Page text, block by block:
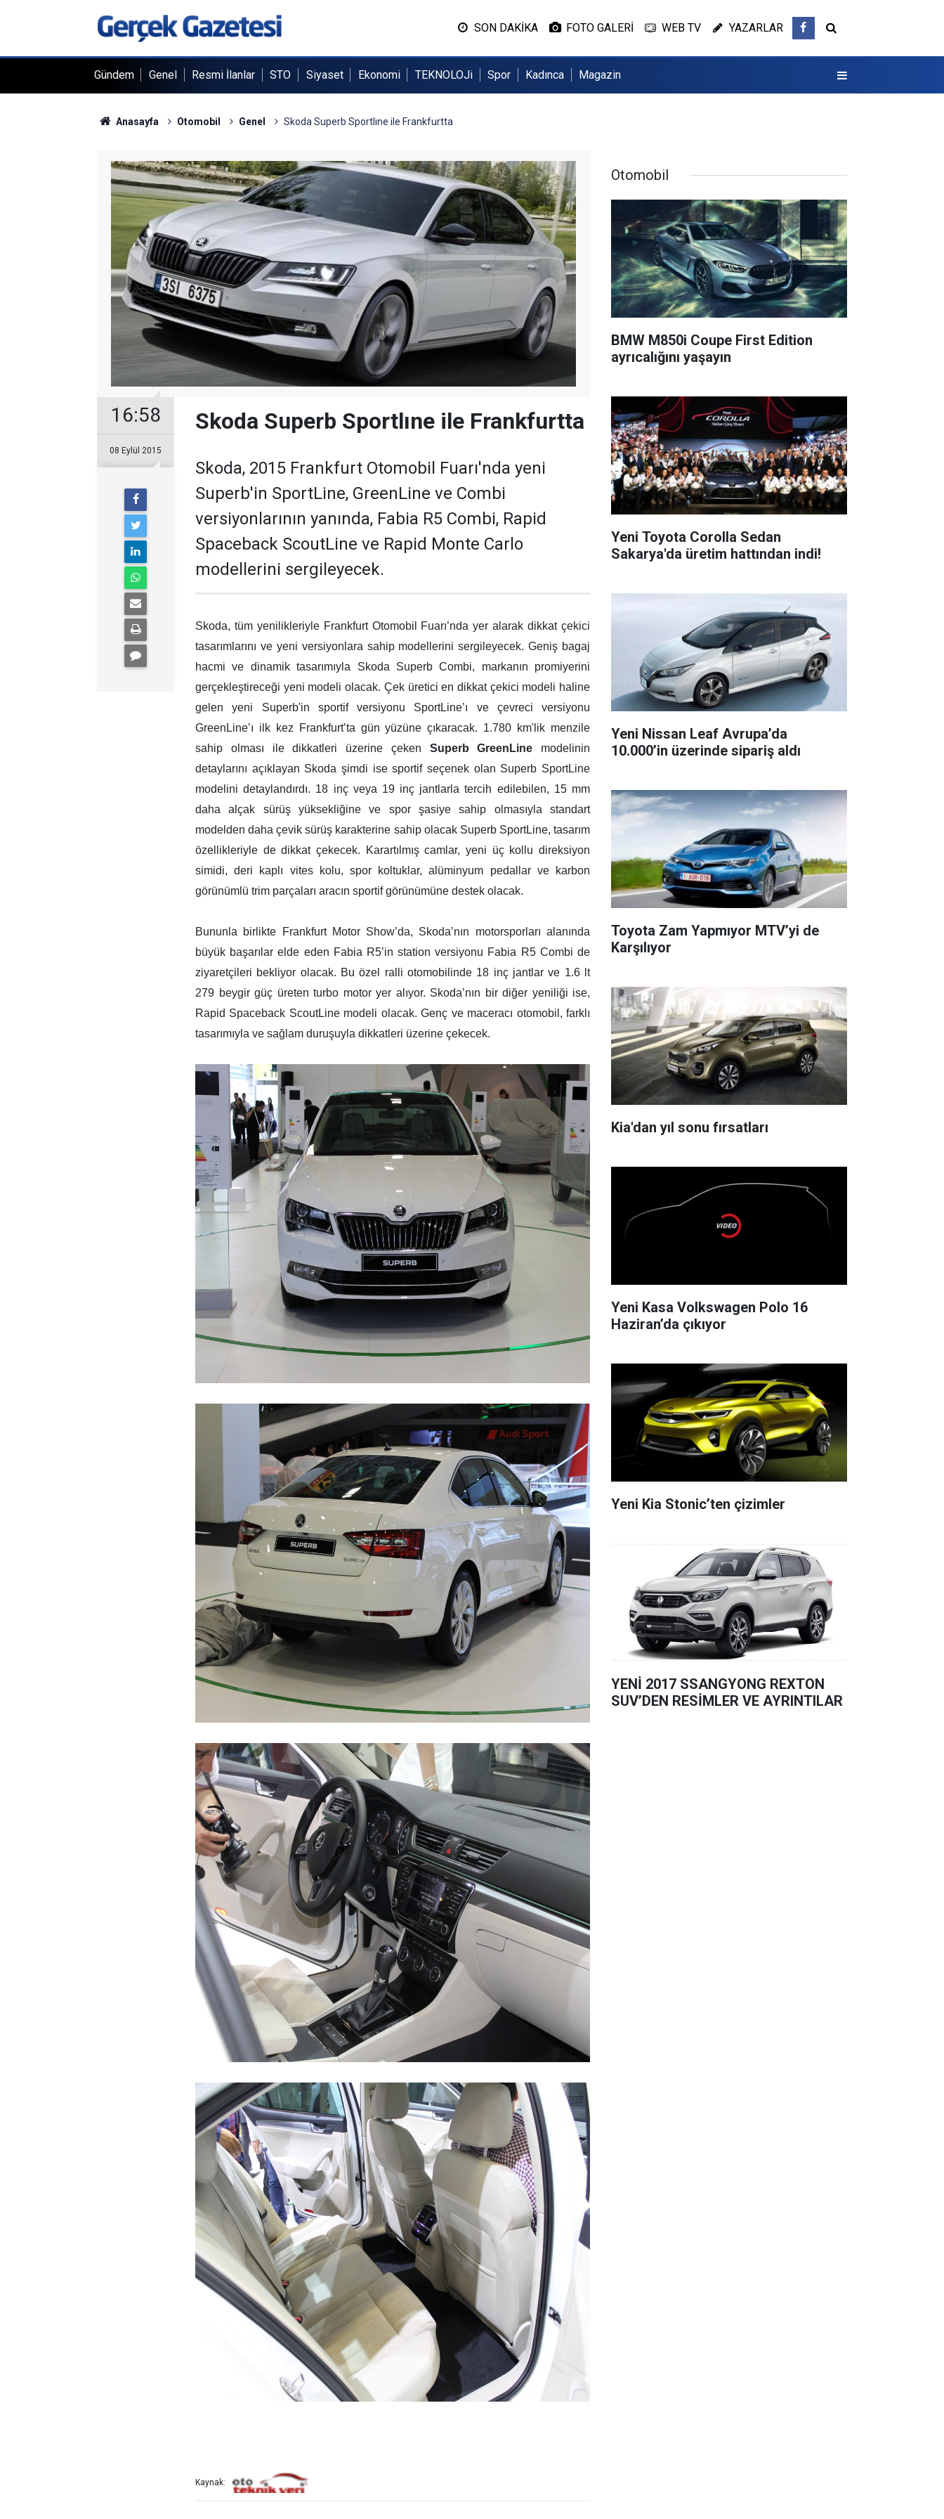
SON DAKİKA FOTO GALERİ WEB TV YAZARLAR
Gündem Genel Resmi İlanlar STO Siyaset Ekonomi TEKNOLOJi Spor Kadınca Magazin
Anasayfa Otomobil Genel Skoda Superb Sportlıne ile Frankfurtta
16:58
08 Eylül 2015
Skoda Superb Sportlıne ile Frankfurtta
Skoda, 2015 Frankfurt Otomobil Fuarı'nda yeni
Superb'in SportLine, GreenLine ve Combi
versiyonlarının yanında, Fabia R5 Combi, Rapid
Spaceback ScoutLine ve Rapid Monte Carlo
modellerini sergileyecek.
Skoda, tüm yenilikleriyle Frankfurt Otomobil Fuarı’nda yer alarakdikkat çekici
tasarımlarını ve yeni versiyonlara sahip modellerini sergileyecek. Geniş bagaj
hacmi ve dinamik tasarımıyla Skoda Superb Combi, markanın promiyerini
gerçekleştireceği yeni modeli olacak. Çek üretici en dikkat çekici modeli haline
gelen yeni Superb'in sportif versiyonu SportLine’ı ve çevreci versiyonu
GreenLine’ı ilk kez Frankfurt’ta gün yüzüne çıkaracak. 1.780 km'lik menzile
sahip olması ile dikkatleri üzerine çeken Superb GreenLine modelinin
detaylarını açıklayan Skoda şimdi ise sportif seçenek olan Superb SportLine
modelini detaylandırdı. 18 inç veya 19 inç jantlarla tercih edilebilen, 15 mm
daha alçak sürüş yüksekliğine ve spor şasiye sahip olmasıyla standart
modelden daha çevik sürüş karakterine sahip olacak Superb SportLine, tasarım
özellikleriyle de dikkat çekecek. Karartılmış camlar, yeni üç kollu direksiyon
simidi, deri kaplı vites kolu, spor koltuklar, alüminyum pedallar ve karbon
görünümlü trim parçaları aracın sportif görünümüne destek olacak.
Bununla birlikte Frankfurt Motor Show’da, Skoda’nın motorsporları alanında
büyük başarılar elde eden Fabia R5’in station versiyonu Fabia R5 Combi de
ziyaretçileri bekliyor olacak. Bu özel ralli otomobilinde 18 inç jantlar ve 1.6 lt
279 beygir güç üreten turbo motor yer alıyor. Skoda’nın bir diğer yeniliği ise,
Rapid Spaceback ScoutLine modeli olacak. Genç ve maceracı otomobil, farklı
tasarımıyla ve sağlam duruşuyla dikkatleri üzerine çekecek.
Kaynak:
Otomobil
BMW M850i Coupe First Edition
ayrıcalığını yaşayın
Yeni Toyota Corolla Sedan
Sakarya'da üretim hattından indi!
Yeni Nissan Leaf Avrupa’da
10.000’in üzerinde sipariş aldı
Toyota Zam Yapmıyor MTV’yi de
Karşılıyor
Kia'dan yıl sonu fırsatları
Yeni Kasa Volkswagen Polo 16
Haziran’da çıkıyor
Yeni Kia Stonic’ten çizimler
YENİ 2017 SSANGYONG REXTON
SUV’DEN RESİMLER VE AYRINTILAR